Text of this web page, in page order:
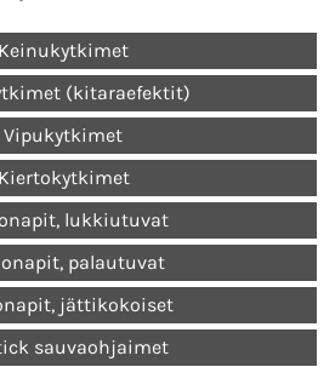
Keinukytkimet
(kitaraefektit)
Vipukytkimet
Kiertokytkimet
lukkiutuvat
palautuvat
jättikokoiset
sauvaohjaimet